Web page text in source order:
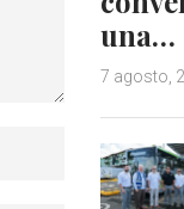
una…
7 agosto,